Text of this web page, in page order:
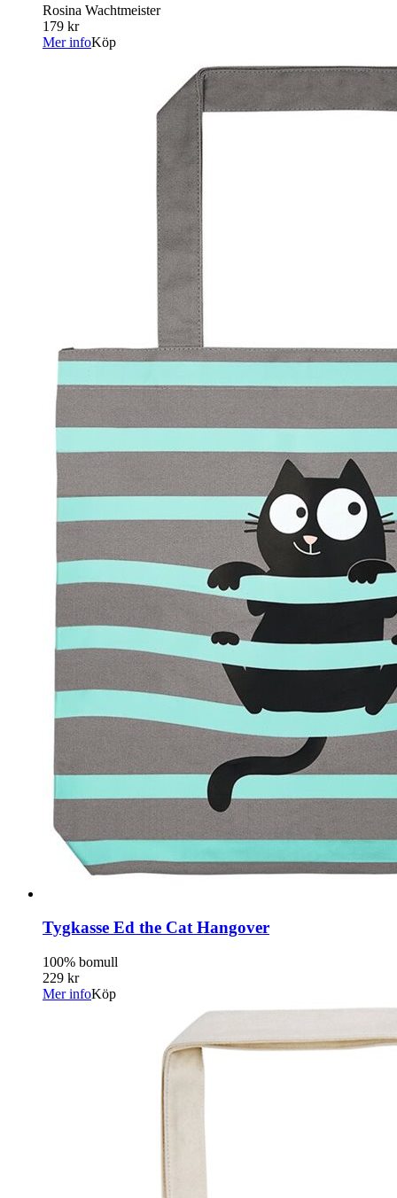
Rosina Wachtmeister
179 kr
Mer infoKöp
Tygkasse Ed the Cat Hangover
100% bomull
229 kr
Mer infoKöp